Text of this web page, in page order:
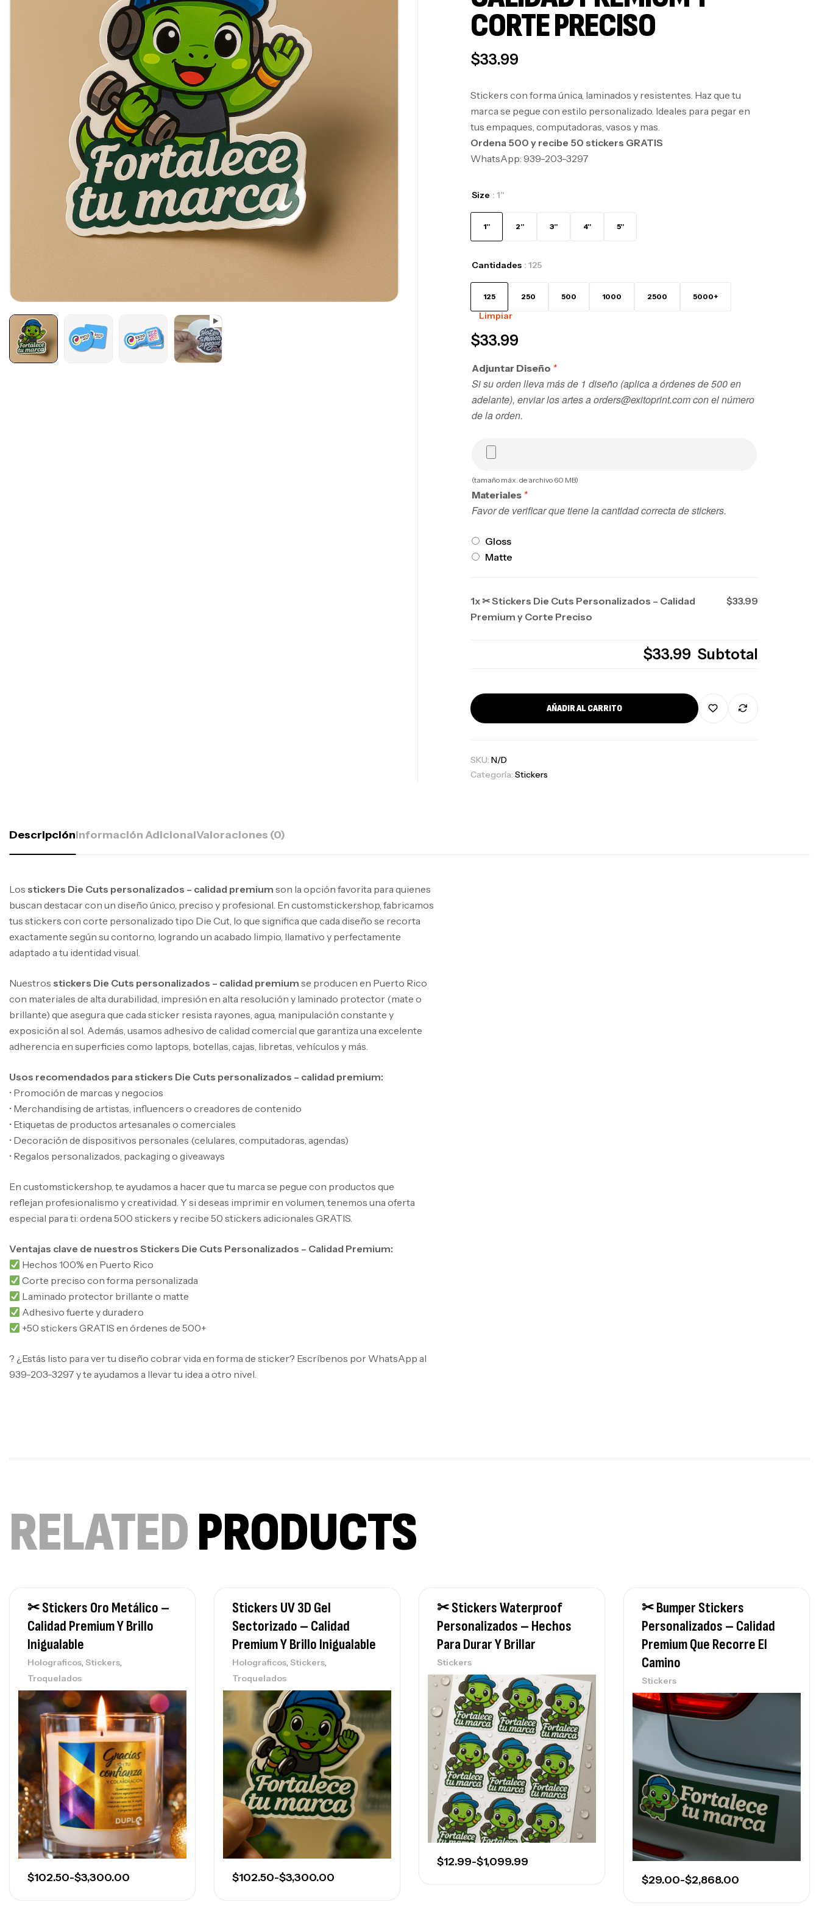
CORTE PRECISO
$33.99
Stickers con forma única, laminados y resistentes. Haz que tu
marca se pegue con estilo personalizado. Ideales para pegar en
tus empaques, computadoras, vasos y mas.
Ordena 500 y recibe 50 stickers GRATIS
WhatsApp: 939-203-3297
Size : 1"
1" 2" 3" 4" 5"
Cantidades : 125
125 250 500 1000 2500 5000+
Limpiar
$33.99
Adjuntar Diseño *
Si su orden lleva más de 1 diseño (aplica a órdenes de 500 en
adelante), enviar los artes a orders@exitoprint.com con el número
de la orden.
(tamaño máx. de archivo 60 MB)
Materiales *
Favor de verificar que tiene la cantidad correcta de stickers.
Gloss
Matte
1x✂ Stickers Die Cuts Personalizados – Calidad
Premium y Corte Preciso
$33.99
Subtotal
$33.99
AÑADIR AL CARRITO
SKU: N/D
Categoría: Stickers
DescripciónInformación AdicionalValoraciones (0)
Los stickers Die Cuts personalizados – calidad premium son la opción favorita para quienes
buscan destacar con un diseño único, preciso y profesional. En customsticker.shop, fabricamos
tus stickers con corte personalizado tipo Die Cut, lo que significa que cada diseño se recorta
exactamente según su contorno, logrando un acabado limpio, llamativo y perfectamente
adaptado a tu identidad visual.
Nuestros stickers Die Cuts personalizados – calidad premium se producen en Puerto Rico
con materiales de alta durabilidad, impresión en alta resolución y laminado protector (mate o
brillante) que asegura que cada sticker resista rayones, agua, manipulación constante y
exposición al sol. Además, usamos adhesivo de calidad comercial que garantiza una excelente
adherencia en superficies como laptops, botellas, cajas, libretas, vehículos y más.
Usos recomendados para stickers Die Cuts personalizados – calidad premium:
• Promoción de marcas y negocios
• Merchandising de artistas, influencers o creadores de contenido
• Etiquetas de productos artesanales o comerciales
• Decoración de dispositivos personales (celulares, computadoras, agendas)
• Regalos personalizados, packaging o giveaways
En customsticker.shop, te ayudamos a hacer que tu marca se pegue con productos que
reflejan profesionalismo y creatividad. Y si deseas imprimir en volumen, tenemos una oferta
especial para ti: ordena 500 stickers y recibe 50 stickers adicionales GRATIS.
Ventajas clave de nuestros Stickers Die Cuts Personalizados – Calidad Premium:
Hechos 100% en Puerto Rico
Corte preciso con forma personalizada
Laminado protector brillante o matte
Adhesivo fuerte y duradero
+50 stickers GRATIS en órdenes de 500+
? ¿Estás listo para ver tu diseño cobrar vida en forma de sticker? Escríbenos por WhatsApp al
939-203-3297 y te ayudamos a llevar tu idea a otro nivel.
RELATEDPRODUCTS
✂ Stickers Oro Metálico –
Calidad Premium Y Brillo
Inigualable
Holograficos, Stickers,
Troquelados
$102.50-$3,300.00
Stickers UV 3D Gel
Sectorizado – Calidad
Premium Y Brillo Inigualable
Holograficos, Stickers,
Troquelados
$102.50-$3,300.00
✂ Stickers Waterproof
Personalizados – Hechos
Para Durar Y Brillar
Stickers
$12.99-$1,099.99
✂ Bumper Stickers
Personalizados – Calidad
Premium Que Recorre El
Camino
Stickers
$29.00-$2,868.00